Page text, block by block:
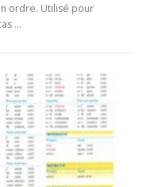
ordre. Utilisé pour
…